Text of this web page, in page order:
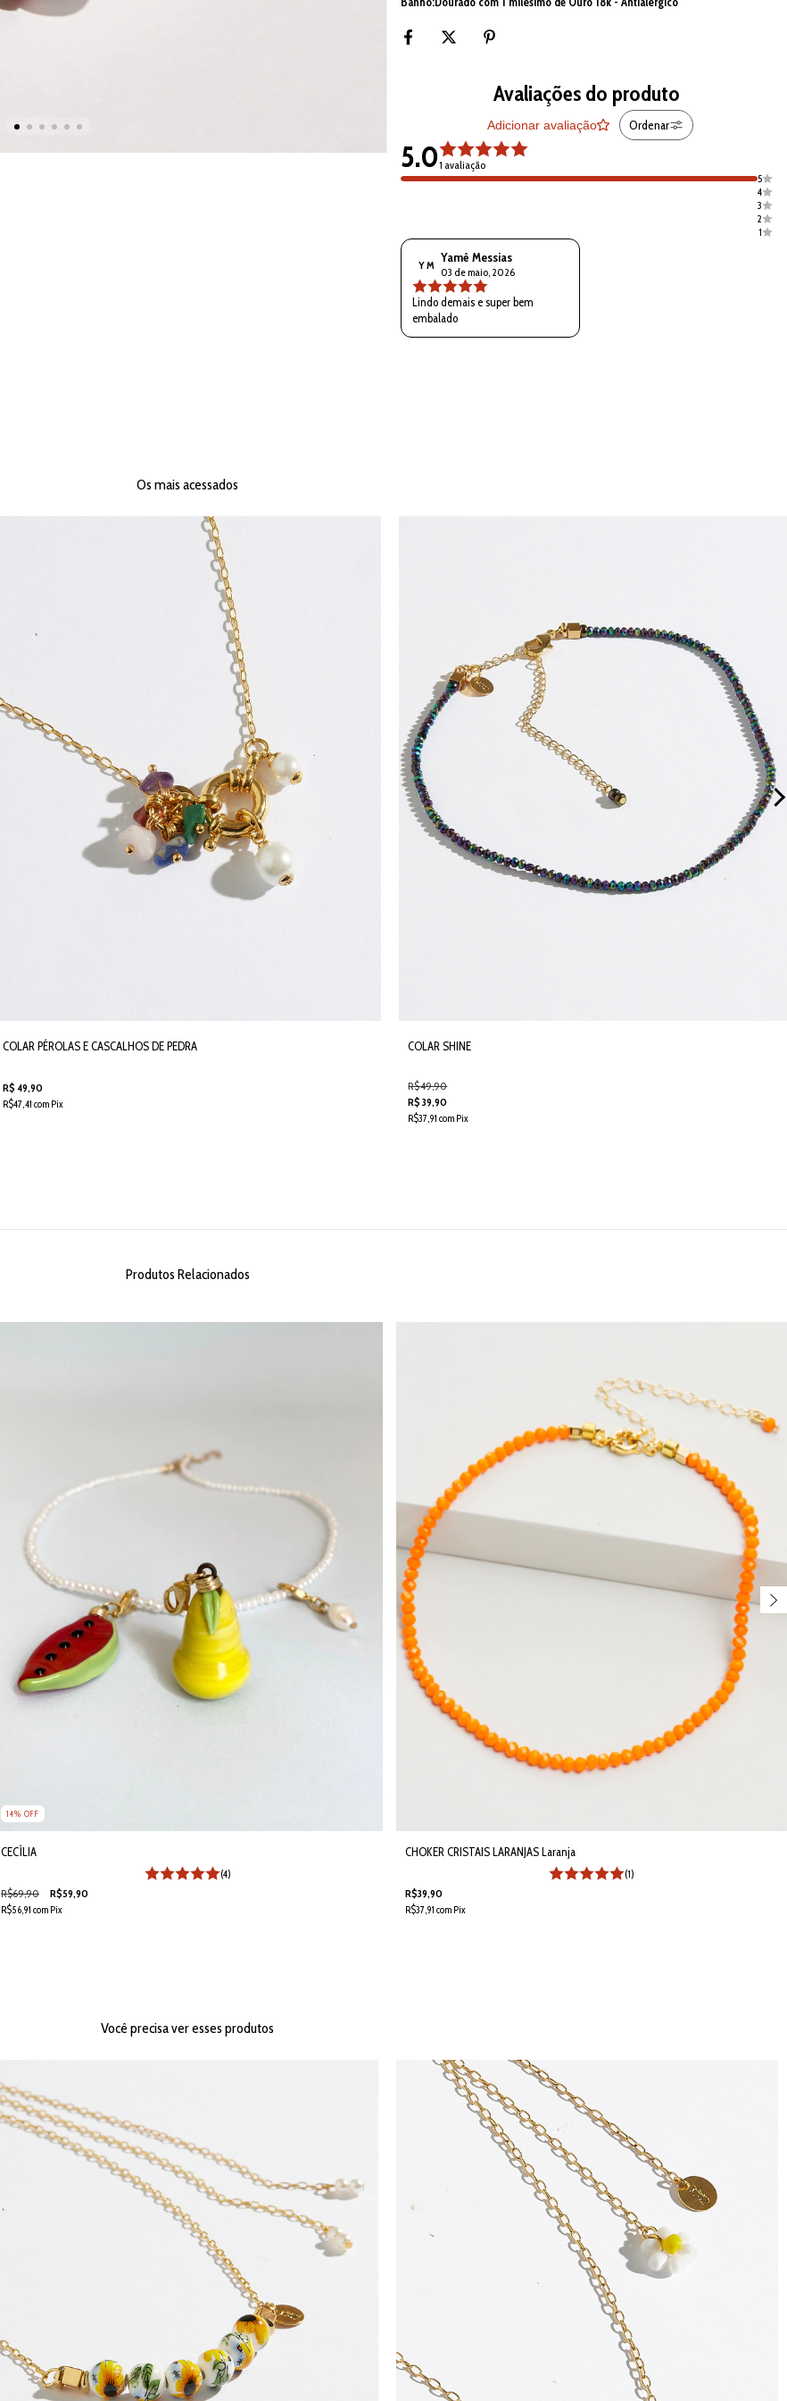
Avaliações do produto
Adicionar avaliação Ordenar
5.01 avaliação
5
4
3
2
1
Y M Yamê Messias
03 de maio, 2026
Lindo demais e super bem
embalado
Os mais acessados
COLAR PÉROLAS E CASCALHOS DE PEDRA
R$ 49,90
R$47,41 com Pix
COLAR SHINE
R$ 49,90
R$ 39,90
R$37,91 com Pix
Produtos Relacionados
14% OFF
CECÍLIA
(4)
R$69,90
R$59,90
R$56,91 com Pix
CHOKER CRISTAIS LARANJAS Laranja
(1)
R$39,90
R$37,91 com Pix
Você precisa ver esses produtos